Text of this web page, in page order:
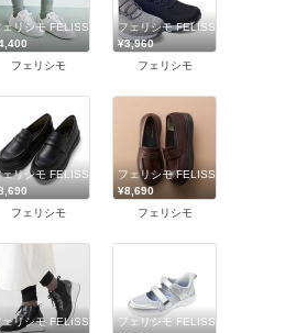
ェリシモ FELISSIMO
フェリシモ
フェリシモ FELISSIMO
¥3,960
フェリシモ
ェリシモ FELISSIMO
フェリシモ
フェリシモ FELISSIMO
¥8,690
フェリシモ
ェリシモ FELISSIMO
フェリシモ FELISSIMO